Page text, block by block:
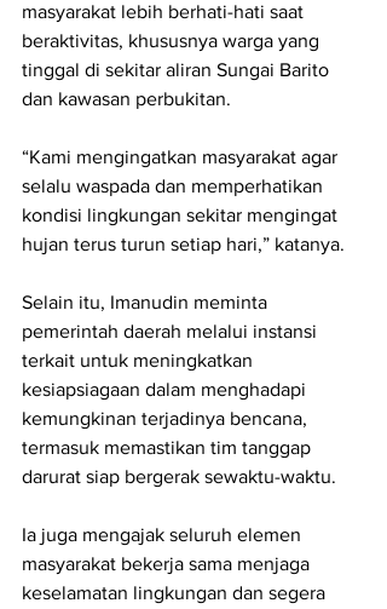
masyarakat lebih berhati-hati saat
beraktivitas, khususnya warga yang
tinggal di sekitar aliran Sungai Barito
dan kawasan perbukitan.
“Kami mengingatkan masyarakat agar
selalu waspada dan memperhatikan
kondisi lingkungan sekitar mengingat
hujan terus turun setiap hari,” katanya.
Selain itu, Imanudin meminta
pemerintah daerah melalui instansi
terkait untuk meningkatkan
kesiapsiagaan dalam menghadapi
kemungkinan terjadinya bencana,
termasuk memastikan tim tanggap
darurat siap bergerak sewaktu-waktu.
Ia juga mengajak seluruh elemen
masyarakat bekerja sama menjaga
keselamatan lingkungan dan segera